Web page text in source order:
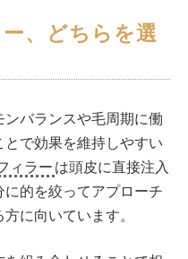
、どちらを選
バランスや毛周期に働
で効果を維持しやすい
ィラー は頭皮に直接注入
的を絞ってアプローチ
に向いています。